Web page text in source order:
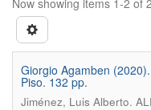
Now showing items 1-2 of 2
Giorgio Agamben
Piso. 132 pp.
Jiménez, Luis Alberto.